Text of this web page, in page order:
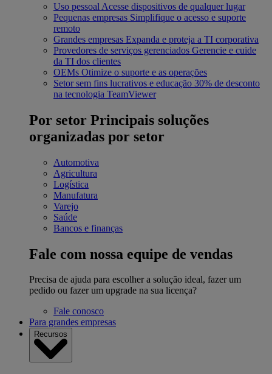
Uso pessoal Acesse dispositivos de qualquer lugar
Pequenas empresas Simplifique o acesso e suporte
remoto
Grandes empresas Expanda e proteja a TI corporativa
Provedores de serviços gerenciados Gerencie e cuide
da TI dos clientes
OEMs Otimize o suporte e as operações
Setor sem fins lucrativos e educação 30% de desconto
na tecnologia TeamViewer
Por setor Principais soluções
organizadas por setor
Automotiva
Agricultura
Logística
Manufatura
Varejo
Saúde
Bancos e finanças
Fale com nossa equipe de vendas
Precisa de ajuda para escolher a solução ideal, fazer um
pedido ou fazer um upgrade na sua licença?
Fale conosco
Para grandes empresas
Recursos